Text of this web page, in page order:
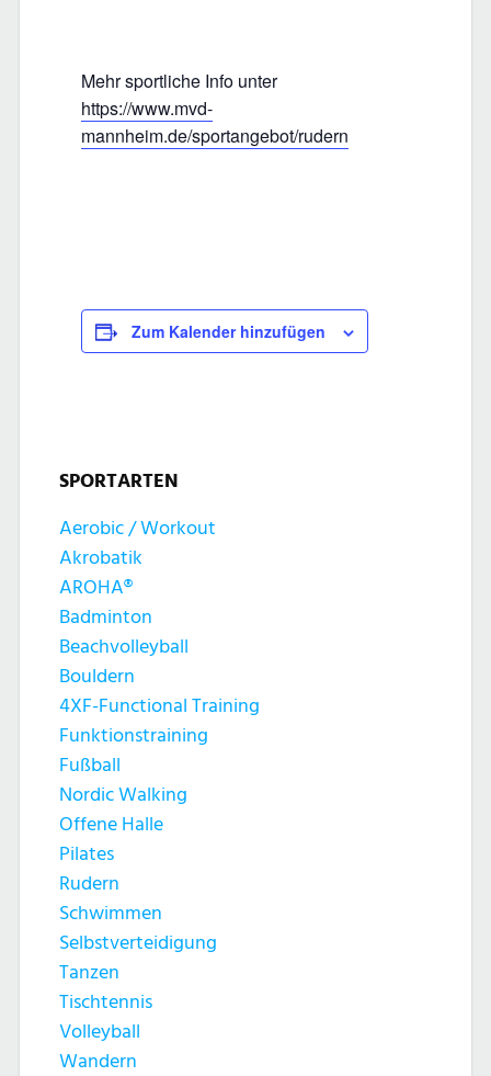
Mehr sportliche Info unter
https://www.mvd-
mannheim.de/sportangebot/rudern
Zum Kalender hinzufügen
SPORTARTEN
Aerobic / Workout
Akrobatik
AROHA®
Badminton
Beachvolleyball
Bouldern
4XF-Functional Training
Funktionstraining
Fußball
Nordic Walking
Offene Halle
Pilates
Rudern
Schwimmen
Selbstverteidigung
Tanzen
Tischtennis
Volleyball
Wandern